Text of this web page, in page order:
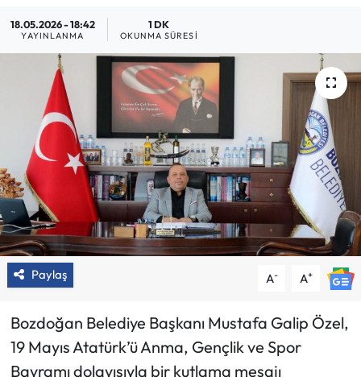
18.05.2026 - 18:42
YAYINLANMA
1 DK
OKUNMA SÜRESI
Paylaş A- A+
Bozdoğan Belediye Başkanı Mustafa Galip Özel,
19 Mayıs Atatürk’ü Anma, Gençlik ve Spor
Bayramı dolayısıyla bir kutlama mesajı